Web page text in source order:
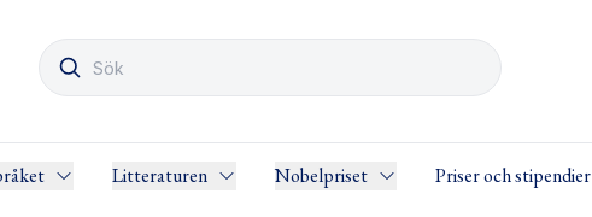
Litteraturen Nobelpriset Priser och stipendier